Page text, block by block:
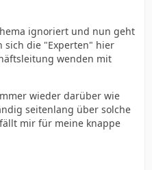
ignoriert und nun geht
sich die "Experten" hier
wenden mit
wieder darüber wie
seitenlang über solche
mir für meine knappe